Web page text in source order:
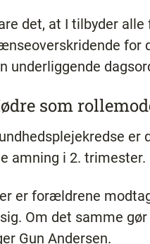
det, at I tilbyder
for
underliggende
som
er
amning i 2. trimester.
er forældrene
Om det samme
Gun Andersen.